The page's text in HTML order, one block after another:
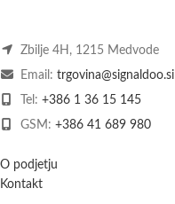
Zbilje 4H, 1215 Medvode
Email: trgovina@signaldoo.si
Tel: +386 1 36 15 145
GSM: +386 41 689 980
O podjetju
Kontakt